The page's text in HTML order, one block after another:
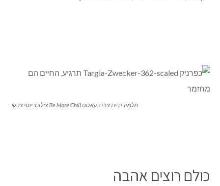
תלמידי בית צבי בקאסט Be More Chill צילום: יוסי צבקר
כולם רוצים אהבה